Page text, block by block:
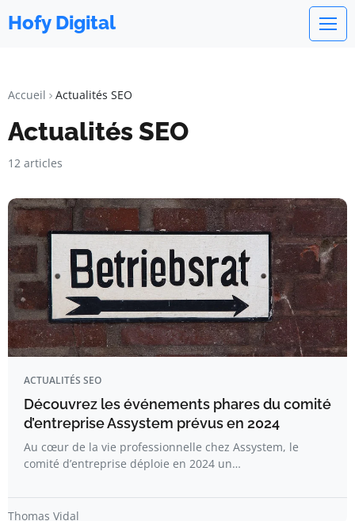
Hofy Digital
Accueil Actualités SEO
Actualités SEO
12 articles
ACTUALITÉS SEO
Découvrez les événements phares du comité
d’entreprise Assystem prévus en 2024
Au cœur de la vie professionnelle chez Assystem, le
comité d’entreprise déploie en 2024 un…
Thomas Vidal